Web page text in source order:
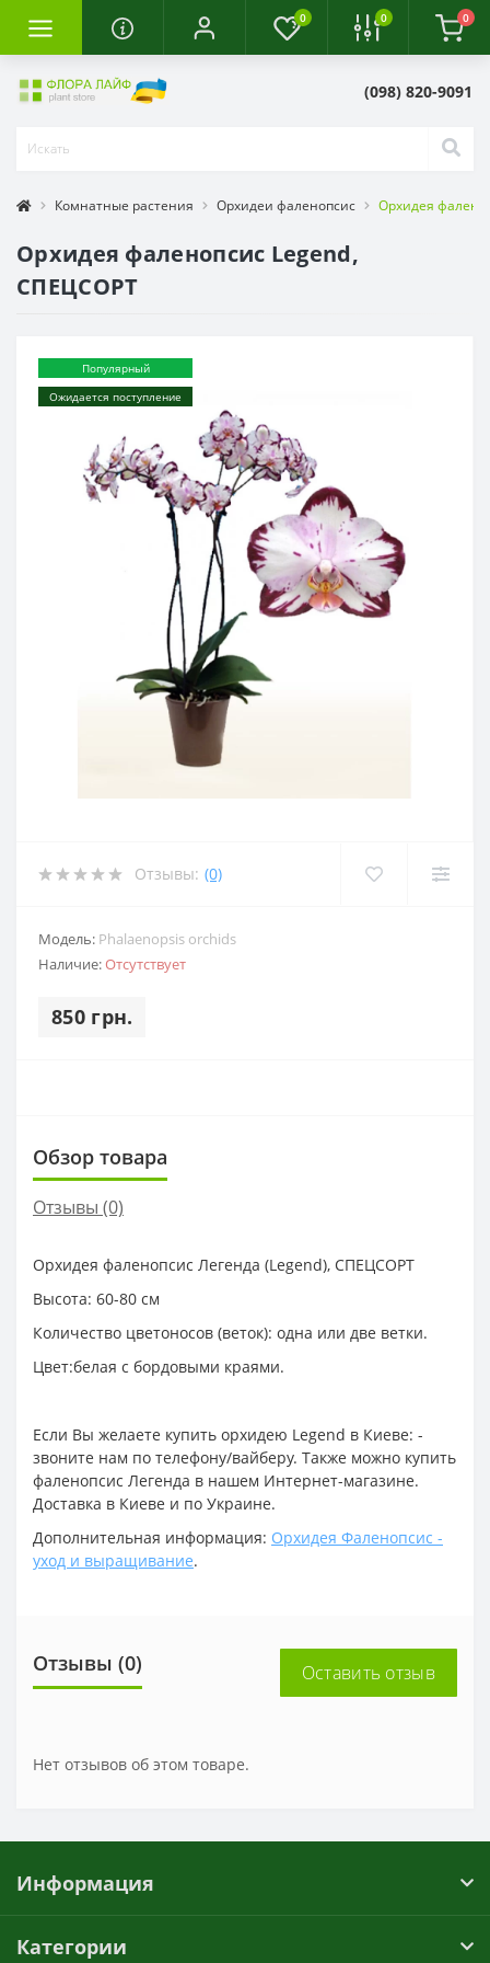
0 0 0
(098) 820-9091
Комнатные растения Орхидеи фаленопсис Орхидея
Орхидея фаленопсис Legend,
СПЕЦСОРТ
Популярный
Ожидается поступление
Отзывы: (0)
Модель: Phalaenopsis orchids
Наличие:Отсутствует
850 грн.
Обзор товара
Отзывы (0)
Орхидея фаленопсис Легенда (Legend), СПЕЦСОРТ
Высота: 60-80 см
Количество цветоносов (веток): одна или две ветки.
Цвет:белая с бордовыми краями.
Если Вы желаете купить орхидею Legend в Киеве: -
звоните нам по телефону/вайберу. Также можно купить
фаленопсис Легенда в нашем Интернет-магазине.
Доставка в Киеве и по Украине.
Дополнительная информация: Орхидея Фаленопсис -
уход и выращивание.
Отзывы (0) Оставить отзыв
Нет отзывов об этом товаре.
Информация
Категории